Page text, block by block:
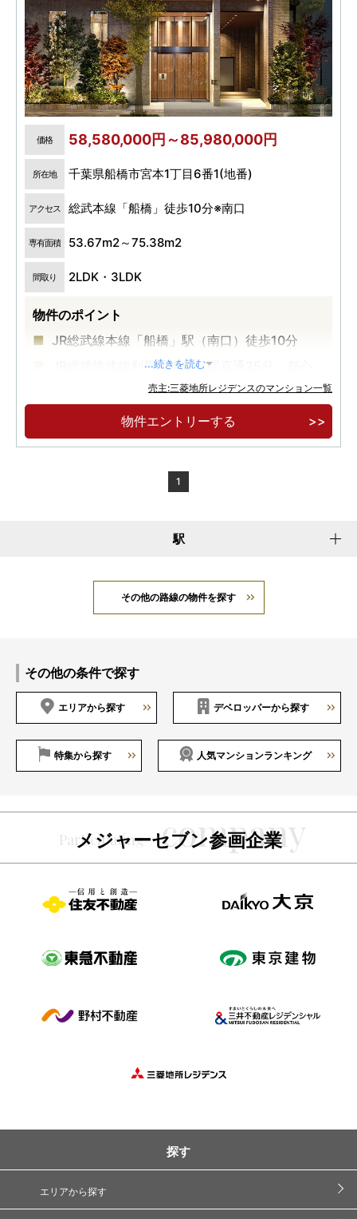
価格 58,580,000円～85,980,000円
所在地 千葉県船橋市宮本1丁目6番1(地番)
アクセス 総武本線「船橋」徒歩10分※南口
専有面積 53.67m2～75.38m2
間取り 2LDK・3LDK
物件のポイント
JR総武線本線「船橋」駅（南口）徒歩10分
JR総武快速線利用「東京」駅直通25分、都心
の主要駅へダイレクトアクセス
来場予約受付中
...続きを読む
売主:三菱地所レジデンスのマンション一覧
物件エントリーする
1
駅
その他の路線の物件を探す
その他の条件で探す
エリアから探す デベロッパーから探す
特集から探す 人気マンションランキング
メジャーセブン参画企業
探す
エリアから探す